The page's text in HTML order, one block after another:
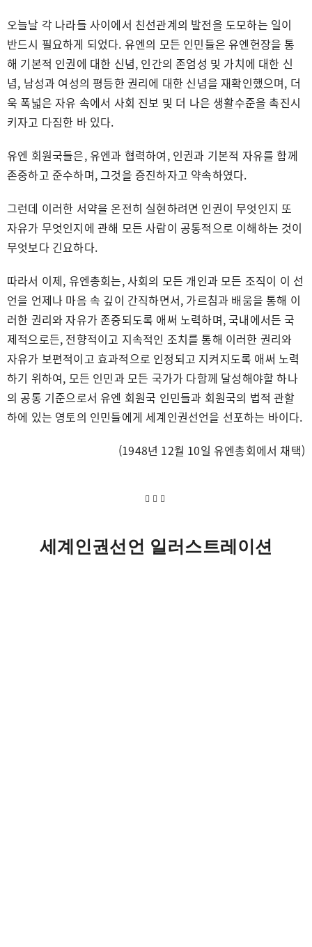
오늘날 각 나라들 사이에서 친선관계의 발전을 도모하는 일이
반드시 필요하게 되었다. 유엔의 모든 인민들은 유엔헌장을 통
해 기본적 인권에 대한 신념, 인간의 존엄성 및 가치에 대한 신
념, 남성과 여성의 평등한 권리에 대한 신념을 재확인했으며, 더
욱 폭넓은 자유 속에서 사회 진보 및 더 나은 생활수준을 촉진시
키자고 다짐한 바 있다.
유엔 회원국들은, 유엔과 협력하여, 인권과 기본적 자유를 함께
존중하고 준수하며, 그것을 증진하자고 약속하였다.
그런데 이러한 서약을 온전히 실현하려면 인권이 무엇인지 또
자유가 무엇인지에 관해 모든 사람이 공통적으로 이해하는 것이
무엇보다 긴요하다.
따라서 이제, 유엔총회는, 사회의 모든 개인과 모든 조직이 이 선
언을 언제나 마음 속 깊이 간직하면서, 가르침과 배움을 통해 이
러한 권리와 자유가 존중되도록 애써 노력하며, 국내에서든 국
제적으로든, 전향적이고 지속적인 조치를 통해 이러한 권리와
자유가 보편적이고 효과적으로 인정되고 지켜지도록 애써 노력
하기 위하여, 모든 인민과 모든 국가가 다함께 달성해야할 하나
의 공통 기준으로서 유엔 회원국 인민들과 회원국의 법적 관할
하에 있는 영토의 인민들에게 세계인권선언을 선포하는 바이다.
(1948년 12월 10일 유엔총회에서 채택)
세계인권선언 일러스트레이션